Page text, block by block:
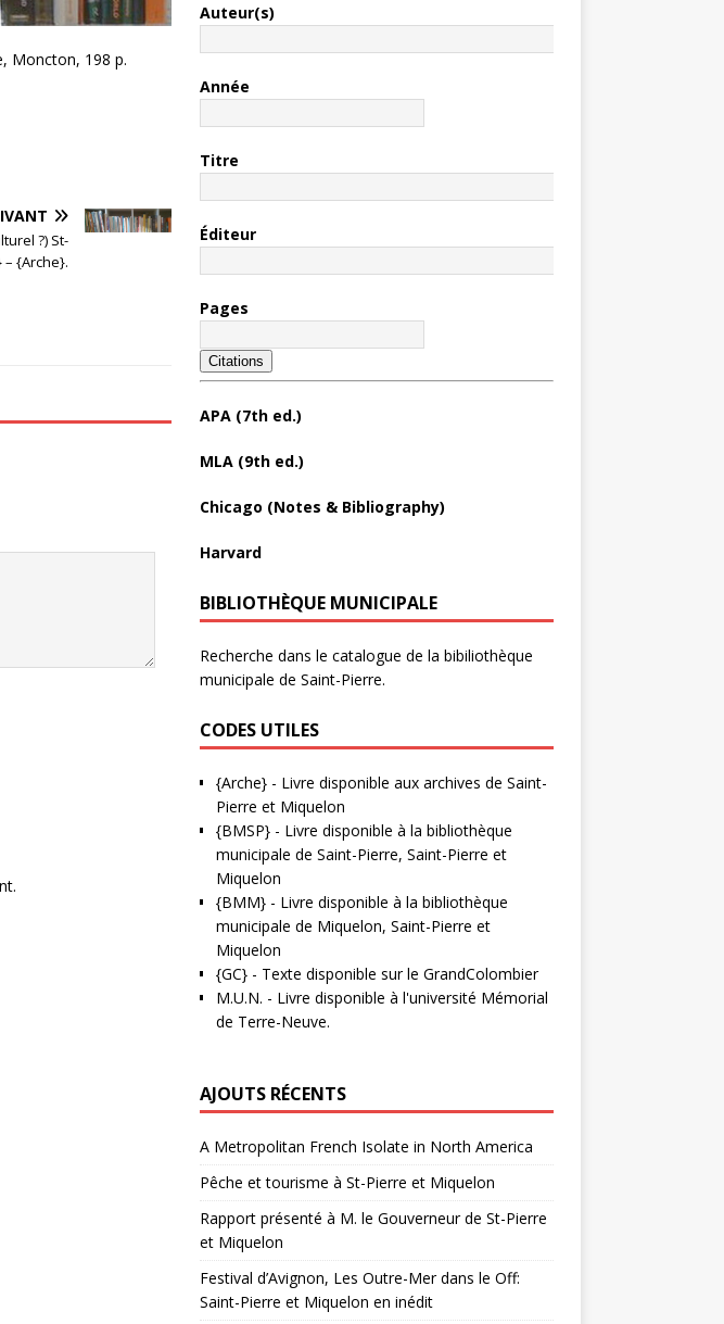
Moncton, 198 p.
?) St-
– {Arche}.
Auteur(s)
Année
Titre
Éditeur
Pages
Citations
APA (7th ed.)
MLA (9th ed.)
Chicago (Notes & Bibliography)
Harvard
BIBLIOTHÈQUE MUNICIPALE
Recherche dans le catalogue de la bibiliothèque
municipale de Saint-Pierre.
CODES UTILES
{Arche}- Livre disponible aux archives de Saint-
Pierre et Miquelon
{BMSP}- Livre disponible à la bibliothèque
municipale de Saint-Pierre, Saint-Pierre et
Miquelon
{BMM}- Livre disponible à la bibliothèque
municipale de Miquelon, Saint-Pierre et
Miquelon
{GC}- Texte disponible sur le GrandColombier
M.U.N. - Livre disponible à l'université Mémorial
de Terre-Neuve.
AJOUTS RÉCENTS
A Metropolitan French Isolate in North America
Pêche et tourisme à St-Pierre et Miquelon
Rapport présenté à M. le Gouverneur de St-Pierre
et Miquelon
Festival d’Avignon, Les Outre-Mer dans le Off:
Saint-Pierre et Miquelon en inédit